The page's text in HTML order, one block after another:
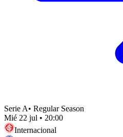
Serie A• Regular Season
Mié 22 jul • 20:00
Internacional